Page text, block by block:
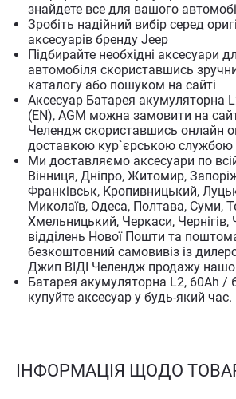
знайдете все для вашого
Зробіть надійний вибір серед
аксесуарів бренду Jeep
Підбирайте необхідні аксесуари
автомобіля скориставшись
каталогу або пошуком на сайті
Аксесуар Батарея акумуляторна
(EN), AGM можна замовити на
Челендж скориставшись онлайн
доставкою кур`єрською службою
Ми доставляємо аксесуари по всій
Вінниця, Дніпро, Житомир,
Франківськ, Кропивницький,
Миколаїв, Одеса, Полтава, Суми,
Хмельницький, Черкаси, Чернігів,
відділень Нової Пошти та
безкоштовний самовивіз із
Джип ВІДІ Челендж продажу
Батарея акумуляторна L2, 60Ah /
купуйте аксесуар у будь-який час.
ІНФОРМАЦІЯ ЩОДО